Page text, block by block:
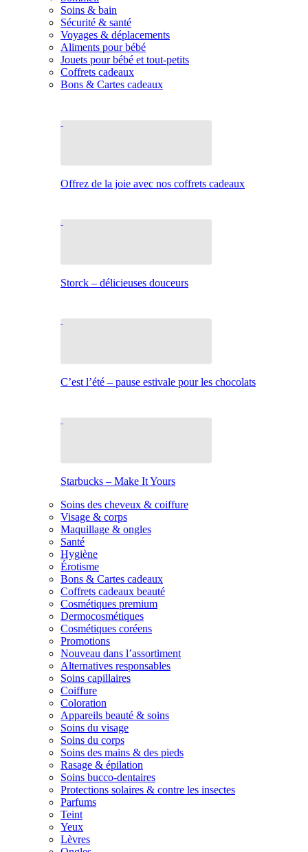
Soins & bain
Sécurité & santé
Voyages & déplacements
Aliments pour bébé
Jouets pour bébé et tout-petits
Coffrets cadeaux
Bons & Cartes cadeaux
Offrez de la joie avec nos coffrets cadeaux
Storck – délicieuses douceurs
C’est l’été – pause estivale pour les chocolats
Starbucks – Make It Yours
Soins des cheveux & coiffure
Visage & corps
Maquillage & ongles
Santé
Hygiène
Érotisme
Bons & Cartes cadeaux
Coffrets cadeaux beauté
Cosmétiques premium
Dermocosmétiques
Cosmétiques coréens
Promotions
Nouveau dans l’assortiment
Alternatives responsables
Soins capillaires
Coiffure
Coloration
Appareils beauté & soins
Soins du visage
Soins du corps
Soins des mains & des pieds
Rasage & épilation
Soins bucco-dentaires
Protections solaires & contre les insectes
Parfums
Teint
Yeux
Lèvres